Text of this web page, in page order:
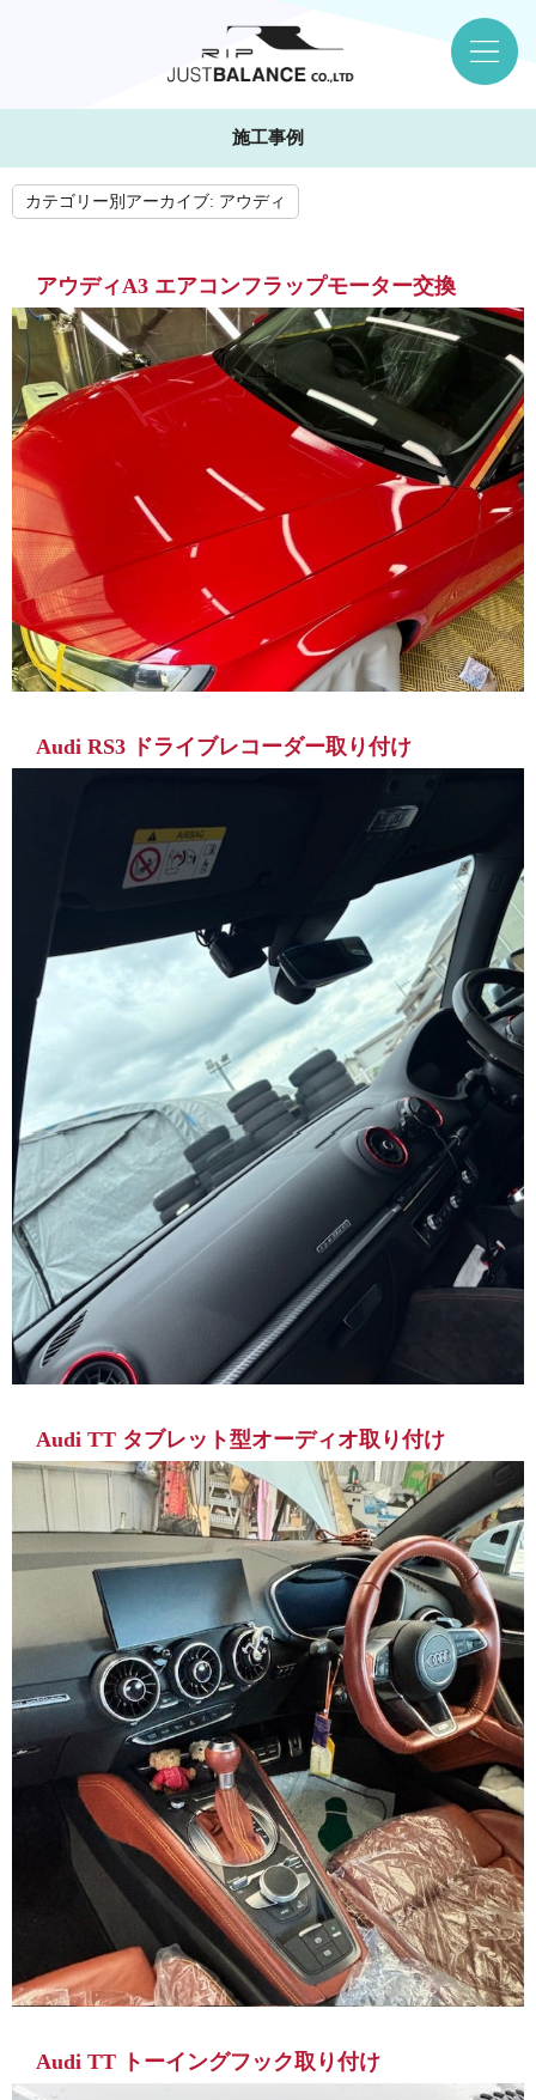
施工事例
カテゴリー別アーカイブ: アウディ
アウディA3 エアコンフラップモーター交換
Audi RS3 ドライブレコーダー取り付け
Audi TT タブレット型オーディオ取り付け
Audi TT トーイングフック取り付け